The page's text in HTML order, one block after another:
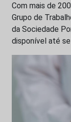
Com mais de
Grupo de
da Sociedade
disponível até